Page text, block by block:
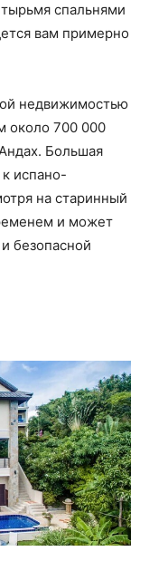
спальнями
вам примерно
недвижимостью
около 700 000
Большая
испано-
на старинный
и может
безопасной